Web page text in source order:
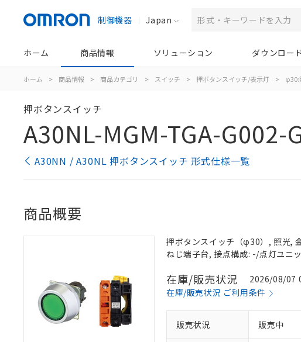
制御機器 Japan
ホーム 商品情報 ソリューション ダウンロード
ホーム > 商品情報 > 商品カテゴリ > スイッチ > 押ボタンスイッチ/表示灯 > φ30:
押ボタンスイッチ
A30NL-MGM-TGA-G002-
A30NN / A30NL 押ボタンスイッチ 形式仕様一覧
商品概要
押ボタンスイッチ（φ30）, 照光,
ねじ端子台, 接点構成: -/点灯ユニ
在庫/販売状況
2026/08/07
在庫/販売状況 ご利用条件
販売状況 販売中